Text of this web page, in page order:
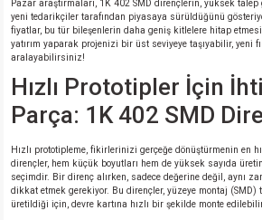
Pazar araştırmaları, 1K 402 SMD dirençlerin, yüksek
yeni tedarikçiler tarafından piyasaya sürüldüğünü
fiyatlar, bu tür bileşenlerin daha geniş kitlelere hitap
yatırım yaparak projenizi bir üst seviyeye taşıyabilir, yeni
aralayabilirsiniz!
Hızlı Prototipler İçin
Parça: 1K 402 SMD
Hızlı prototipleme, fikirlerinizi gerçeğe dönüştürmenin en
dirençler, hem küçük boyutları hem de yüksek sayıda
seçimdir. Bir direnç alırken, sadece değerine değil, aynı
dikkat etmek gerekiyor. Bu dirençler, yüzeye montaj
üretildiği için, devre kartına hızlı bir şekilde monte